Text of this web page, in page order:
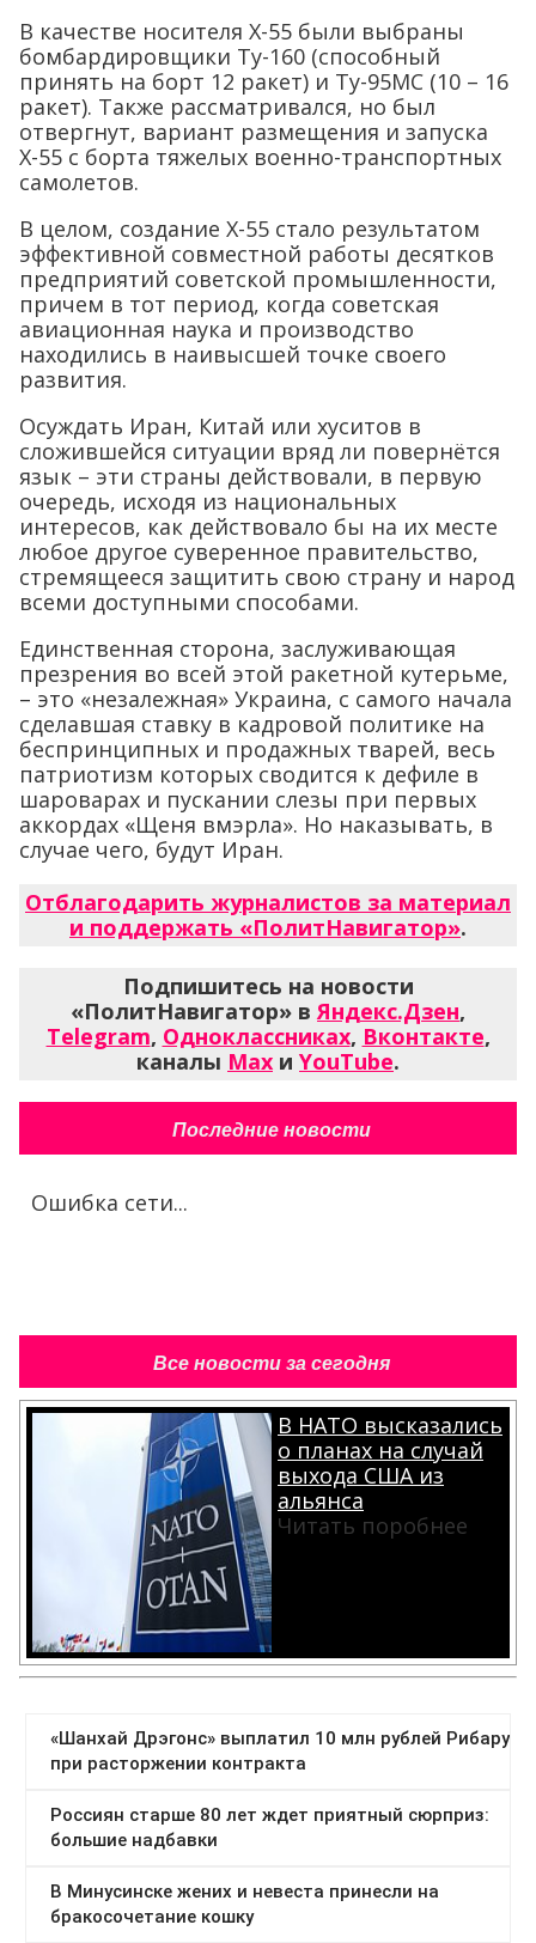
В качестве носителя Х-55 были выбраны
бомбардировщики Ту-160 (способный
принять на борт 12 ракет) и Ту-95МС (10 – 16
ракет). Также рассматривался, но был
отвергнут, вариант размещения и запуска
Х-55 с борта тяжелых военно-транспортных
самолетов.
В целом, создание Х-55 стало результатом
эффективной совместной работы десятков
предприятий советской промышленности,
причем в тот период, когда советская
авиационная наука и производство
находились в наивысшей точке своего
развития.
Осуждать Иран, Китай или хуситов в
сложившейся ситуации вряд ли повернётся
язык – эти страны действовали, в первую
очередь, исходя из национальных
интересов, как действовало бы на их месте
любое другое суверенное правительство,
стремящееся защитить свою страну и народ
всеми доступными способами.
Единственная сторона, заслуживающая
презрения во всей этой ракетной кутерьме,
– это «незалежная» Украина, с самого начала
сделавшая ставку в кадровой политике на
беспринципных и продажных тварей, весь
патриотизм которых сводится к дефиле в
шароварах и пускании слезы при первых
аккордах «Щеня вмэрла». Но наказывать, в
случае чего, будут Иран.
Отблагодарить журналистов за материал
и поддержать «ПолитНавигатор».
Подпишитесь на новости
«ПолитНавигатор» вЯндекс.Дзен,
Telegram, Одноклассниках, Вконтакте,
каналы Max и YouTube.
Последние новости
Ошибка сети...
Все новости за сегодня
В НАТО высказались
о планах на случай
выхода США из
альянса
Читать поробнее